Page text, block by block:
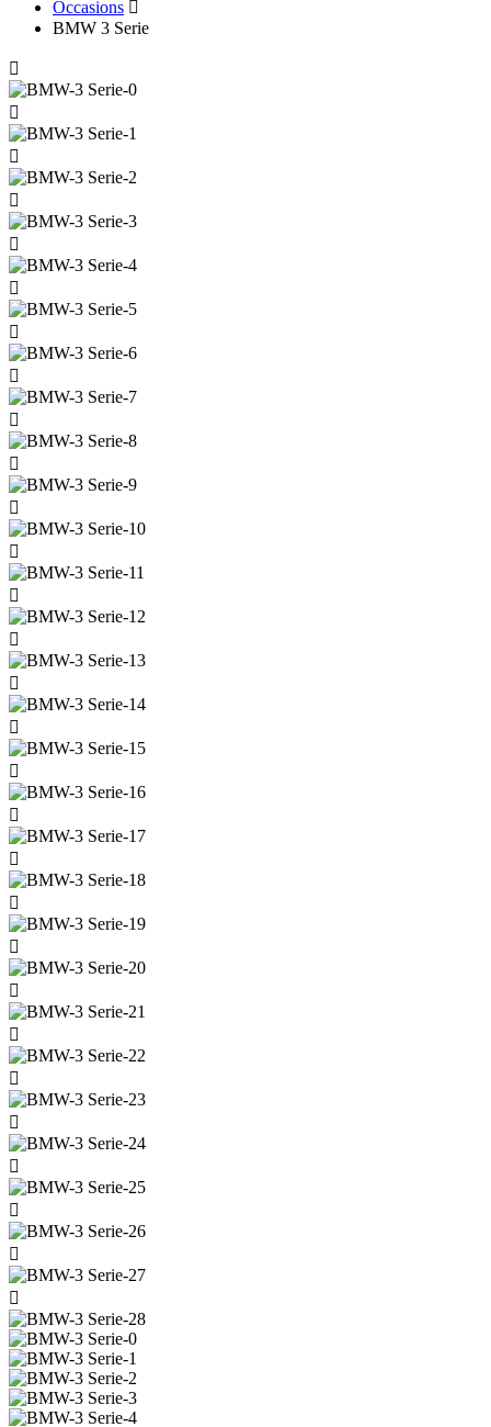
Occasions
BMW 3 Serie